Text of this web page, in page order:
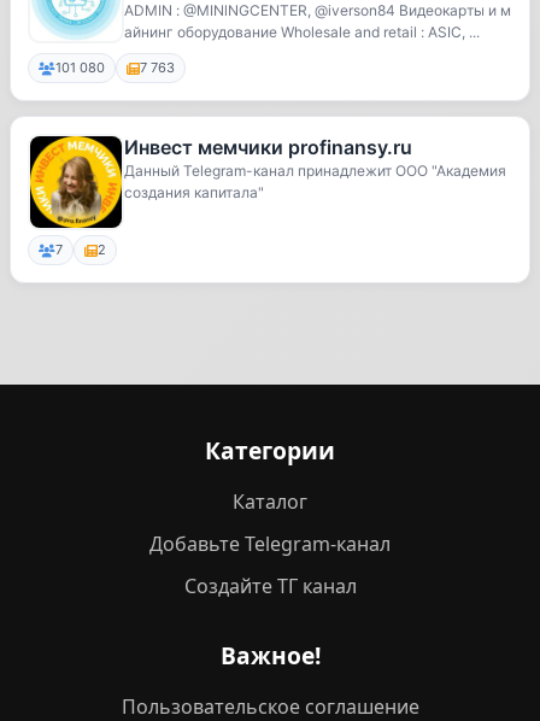
ADMIN : @MINlNGCENTER, @iverson84 Видеокарты и м
айнинг оборудование Wholesale and retail : ASIC, ...
101 080 7 763
Инвест мемчики profinansy.ru
Данный Telegram-канал принадлежит ООО "Академия
создания капитала"
7 2
Категории
Каталог
Добавьте Telegram-канал
Создайте ТГ канал
Важное!
Пользовательское соглашение